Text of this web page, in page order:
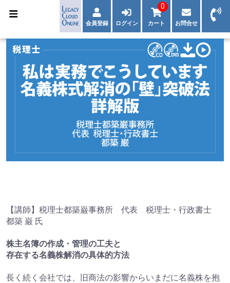
会員登録 ログイン カート
0
お問合せ
【講師】税理士都築巌事務所 代表 税理士・行政書士
都築 巌 氏
株主名簿の作成・管理の工夫と
存在する名義株解消の具体的方法
長く続く会社では、旧商法の影響からいまだに名義株を抱